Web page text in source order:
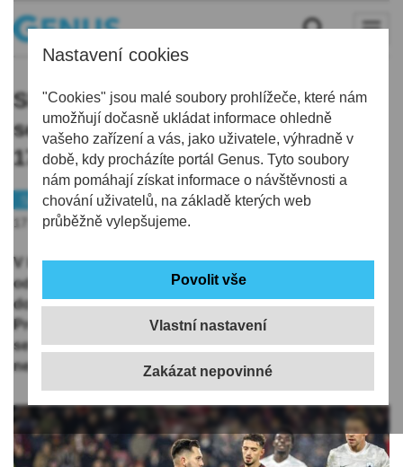
Nastavení cookies
"Cookies" jsou malé soubory prohlížeče, které nám
umožňují dočasně ukládat informace ohledně
vašeho zařízení a vás, jako uživatele, výhradně v
době, kdy procházíte portál Genus. Tyto soubory
nám pomáhají získat informace o návštěvnosti a
chování uživatelů, na základě kterých web
průběžně vylepšujeme.
Vlastní nastavení
Slovan čeká poslední domácí duel
sezony, na stadionu U Nisy dnes od
17 hodin hostí Spartu
Fotbal
Sport
17.05.2026 | 8:03
V letošním ročníku Chance Ligy zbývá Slovanu
odehrát poslední domácí utkání. Na stadion U Nisy
dorazí Sparta Praha, která má již jistotu druhého místa.
Pro svěřence Radoslava Kováče půjde o výzvu, v níž
se budou chtít před domácími fanoušky rozloučit v co
nejlepším světle. Zápas startuje v neděli od 17:00.